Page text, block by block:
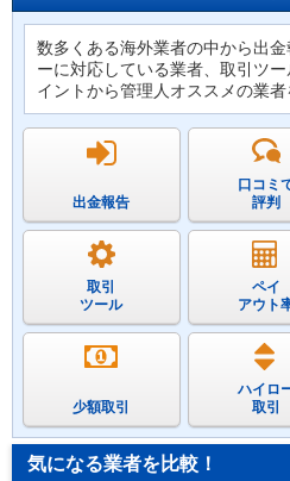
数多くある海外業者の中から出
ーに対応している業者、取引ツ
イントから管理人オススメの業者
出金報告
口コミ
評判
取引
ツール
ペイ
アウト
少額取引
ハイロ
取引
気になる業者を比較！